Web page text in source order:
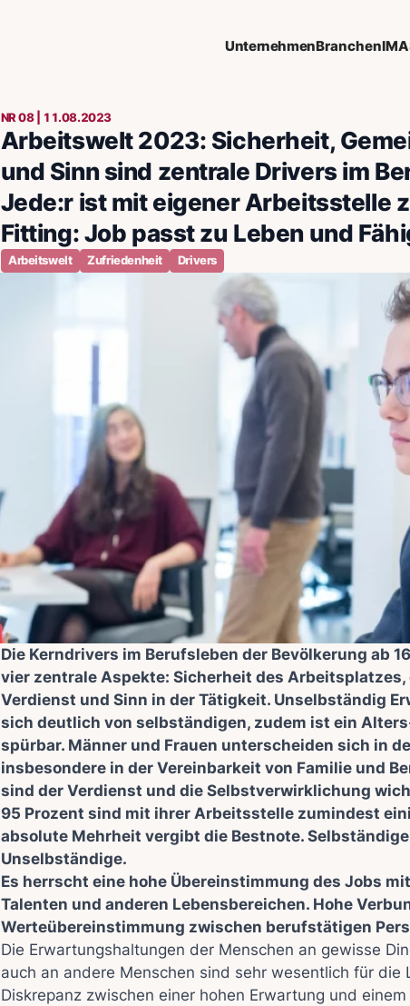
UnternehmenBranchen
NR 08 | 11.08.2023
Arbeitswelt 2023: Sicherheit,
und Sinn sind zentrale Drivers im
Jede:r ist mit eigener Arbeitsstelle
Fitting: Job passt zu Leben und
Arbeitswelt Zufriedenheit Drivers
Die Kerndrivers im Berufsleben der Bevölkerung ab
vier zentrale Aspekte: Sicherheit des
Verdienst und Sinn in der Tätigkeit. Unselbständig
sich deutlich von selbständigen, zudem ist ein
spürbar. Männer und Frauen unterscheiden sich in
insbesondere in der Vereinbarkeit von Familie und
sind der Verdienst und die Selbstverwirklichung
95 Prozent sind mit ihrer Arbeitsstelle zumindest
absolute Mehrheit vergibt die Bestnote.
Unselbständige.
Es herrscht eine hohe Übereinstimmung des Jobs
Talenten und anderen Lebensbereichen. Hohe
Werteübereinstimmung zwischen berufstätigen
Die Erwartungshaltungen der Menschen an gewisse
auch an andere Menschen sind sehr wesentlich für die
Diskrepanz zwischen einer hohen Erwartung und